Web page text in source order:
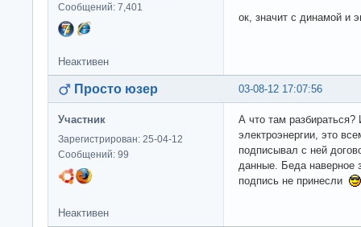
Сообщений: 7,401
ок, значит с динамой и
Неактивен
03-08-12 17:07:56
Просто юзер
Участник
Зарегистрирован: 25-04-12
Сообщений: 99
А что там разбираться?
электроэнергии, это
подписывал с ней
данные. Беда наверное
подпись не принесли
Неактивен